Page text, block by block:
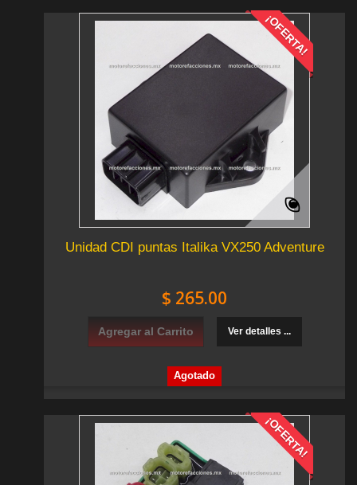
¡OFERTA!
Unidad CDI puntas Italika VX250 Adventure
$ 265.00
Agregar al Carrito Ver detalles ...
Agotado
¡OFERTA!